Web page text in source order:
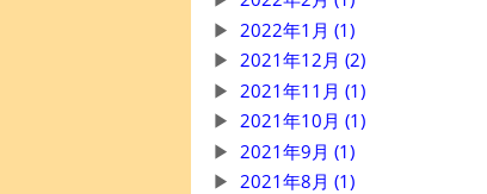
2022年1月 (1)
2021年12月 (2)
2021年11月 (1)
2021年10月 (1)
2021年9月 (1)
2021年8月 (1)